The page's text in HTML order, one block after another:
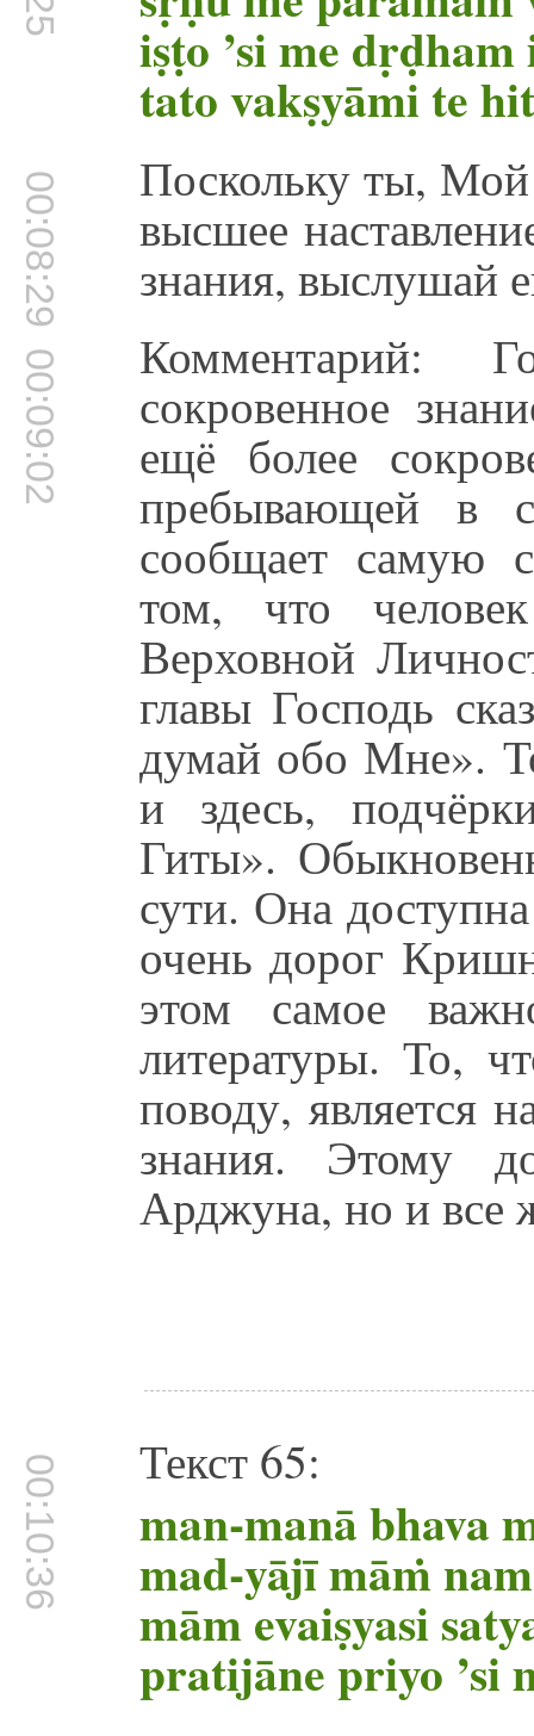
iṣṭo ’si me
tato vakṣyāmi te
00:08:29 Поскольку ты,
высшее
знания, выслушай
00:09:02 Комментарий:
сокровенное
ещё более
пребывающей в
сообщает самую
том, что
Верховной
главы Господь
думай обо Мне».
и здесь,
Гиты».
сути. Она
очень дорог
этом самое
литературы. То,
поводу, является
знания. Этому
Арджуна, но и все
00:10:36 Текст 65:
man-manā bhava
mad-yājī māṁ
mām evaiṣyasi
pratijāne priyo ’si